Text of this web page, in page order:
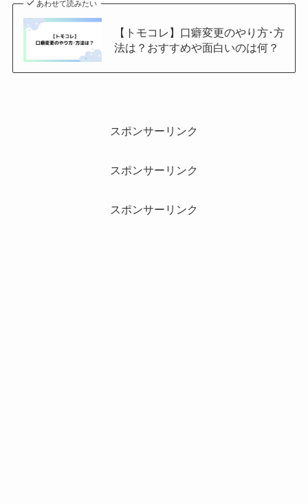
あわせて読みたい
【トモコレ】口癖変更のやり方･方
法は？おすすめや面白いのは何？
スポンサーリンク
スポンサーリンク
スポンサーリンク